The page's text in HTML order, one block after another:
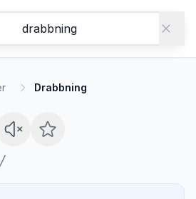
Drabbning
/